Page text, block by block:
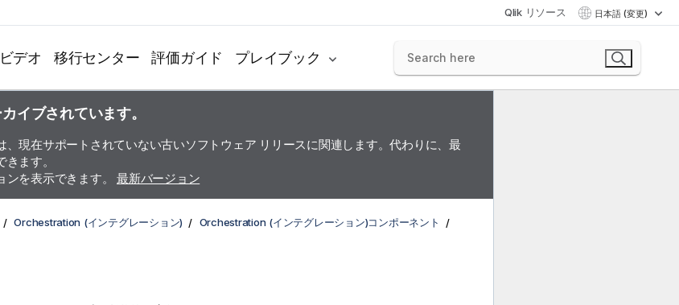
Qlik リソース 日本語 (変更)
ビデオ 移行センター 評価ガイド プレイブック
イブされています。
、現在サポートされていない古いソフトウェア リリースに関連します。代わりに、最
ます。
を表示できます。 最新バージョン
Orchestration (インテグレーション) Orchestration (インテグレーション)コンポーネント